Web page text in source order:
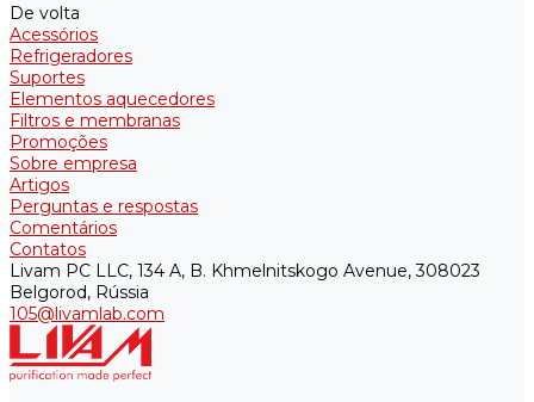
De volta
Acessórios
Refrigeradores
Suportes
Elementos aquecedores
Filtros e membranas
Promoções
Sobre empresa
Artigos
Perguntas e respostas
Comentários
Contatos
Livam PC LLC, 134 A, B. Khmelnitskogo Avenue, 308023
Belgorod, Rússia
105@livamlab.com